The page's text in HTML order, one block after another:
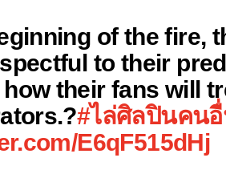
of the fire,
to their
their fans will
#ไล่ศิลปินคน
E6qF515dHj